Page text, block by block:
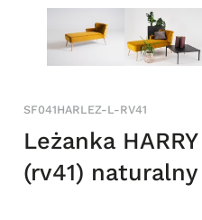
SF041HARLEZ-L-RV41
Leżanka
(rv41) naturalny